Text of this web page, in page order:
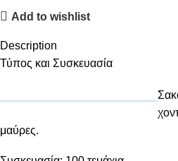
Add to wishlist
Description
Τύπος και Συσκευασία
μαύρες.